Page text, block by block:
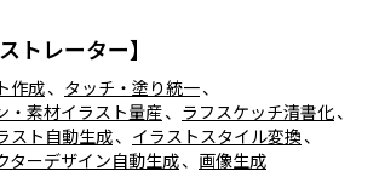
トレーター】
作成、 タッチ・塗り統一、
・素材イラスト量産、 ラフスケッチ清書化、
スト自動生成、 イラストスタイル変換 、
ターデザイン自動生成、 画像生成